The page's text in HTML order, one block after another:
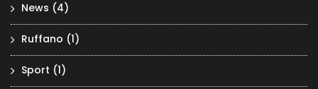
News (4)
Ruffano (1)
Sport (1)